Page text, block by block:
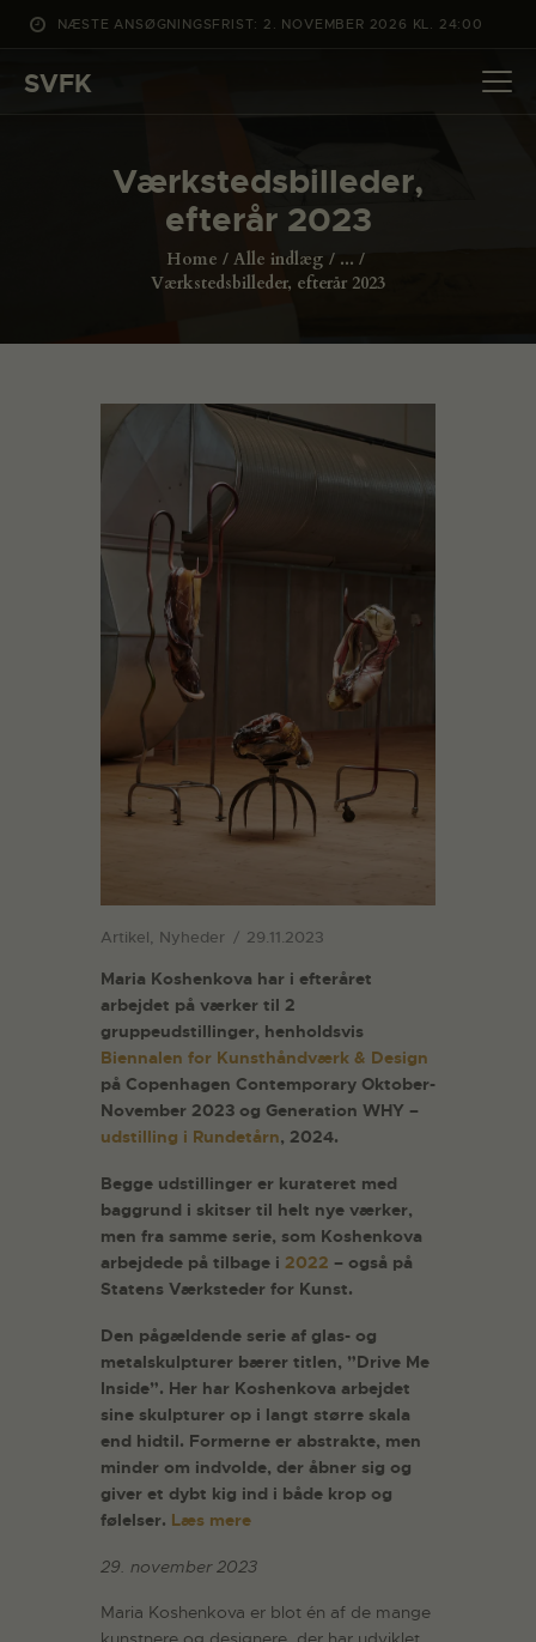
NÆSTE ANSØGNINGSFRIST: 2. NOVEMBER 2026 KL. 24:00
SVFK
Værkstedsbilleder,
efterår 2023
Home Alle indlæg
...
Værkstedsbilleder, efterår 2023
DET SKER
PROJEKTER
ANSØG
Artikel, Nyheder 29.11.2023
Maria Koshenkova har i efteråret
arbejdet på værker til 2
gruppeudstillinger, henholdsvis
Biennalen for Kunsthåndværk & Design
på Copenhagen Contemporary Oktober-
November 2023 og Generation WHY –
udstilling i Rundetårn, 2024.
Begge udstillinger er kurateret med
baggrund i skitser til helt nye værker,
men fra samme serie, som Koshenkova
arbejdede på tilbage i 2022 – også på
Statens Værksteder for Kunst.
Den pågældende serie af glas- og
metalskulpturer bærer titlen, ”Drive Me
Inside”. Her har Koshenkova arbejdet
sine skulpturer op i langt større skala
end hidtil. Formerne er abstrakte, men
minder om indvolde, der åbner sig og
giver et dybt kig ind i både krop og
følelser. Læs mere
29. november 2023
Maria Koshenkova er blot én af de mange